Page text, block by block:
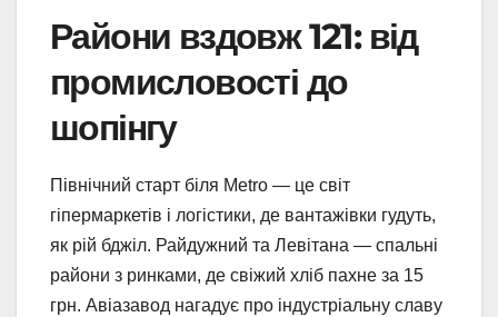
Райони вздовж 121: від
промисловості до
шопінгу
Північний старт біля Metro — це світ
гіпермаркетів і логістики, де вантажівки гудуть,
як рій бджіл. Райдужний та Левітана — спальні
райони з ринками, де свіжий хліб пахне за 15
грн. Авіазавод нагадує про індустріальну славу